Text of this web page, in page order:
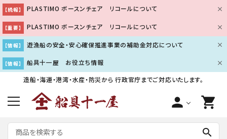
【続報】 PLASTIMO ボースンチェア リコールについて
【重要】 PLASTIMO ボースンチェア リコールについて
【情報】 遊漁船の安全・安心確保推進事業の補助金対応について
【情報】
船具十一屋 お役立ち情報
造船・海運・港湾・水産・防災から行政官庁までご対応いたします。
person shopping_cart
search